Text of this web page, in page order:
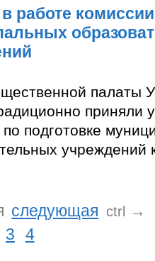
работе
палаты
приняли
подготовке
учреждений
следующая ctrl
→
3 4